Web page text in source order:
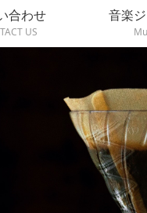
合わせ
US
音楽